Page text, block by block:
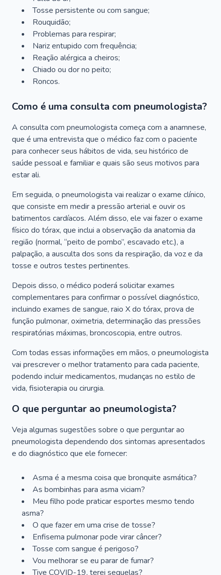
Tosse persistente ou com sangue;
Rouquidão;
Problemas para respirar;
Nariz entupido com frequência;
Reação alérgica a cheiros;
Chiado ou dor no peito;
Roncos.
Como é uma consulta com pneumologista?
A consulta com pneumologista começa com a anamnese,
que é uma entrevista que o médico faz com o paciente
para conhecer seus hábitos de vida, seu histórico de
saúde pessoal e familiar e quais são seus motivos para
estar ali.
Em seguida, o pneumologista vai realizar o exame clínico,
que consiste em medir a pressão arterial e ouvir os
batimentos cardíacos. Além disso, ele vai fazer o exame
físico do tórax, que inclui a observação da anatomia da
região (normal, “peito de pombo”, escavado etc.), a
palpação, a ausculta dos sons da respiração, da voz e da
tosse e outros testes pertinentes.
Depois disso, o médico poderá solicitar exames
complementares para confirmar o possível diagnóstico,
incluindo exames de sangue, raio X do tórax, prova de
função pulmonar, oximetria, determinação das pressões
respiratórias máximas, broncoscopia, entre outros.
Com todas essas informações em mãos, o pneumologista
vai prescrever o melhor tratamento para cada paciente,
podendo incluir medicamentos, mudanças no estilo de
vida, fisioterapia ou cirurgia.
O que perguntar ao pneumologista?
Veja algumas sugestões sobre o que perguntar ao
pneumologista dependendo dos sintomas apresentados
e do diagnóstico que ele fornecer:
Asma é a mesma coisa que bronquite asmática?
As bombinhas para asma viciam?
Meu filho pode praticar esportes mesmo tendo
asma?
O que fazer em uma crise de tosse?
Enfisema pulmonar pode virar câncer?
Tosse com sangue é perigoso?
Vou melhorar se eu parar de fumar?
Tive COVID-19, terei sequelas?